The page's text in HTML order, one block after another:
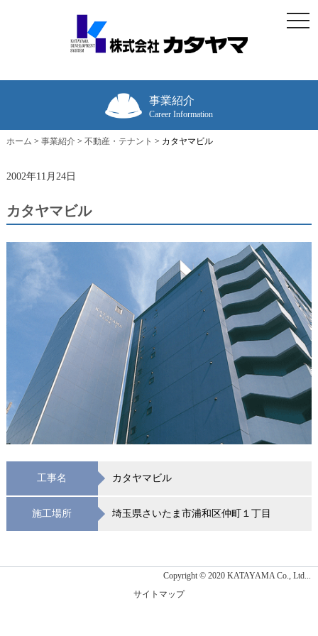
事業紹介
Career Information
ホーム > 事業紹介> 不動産・テナント > カタヤマビル
2002年11月24日
カタヤマビル
工事名 カタヤマビル
施工場所 埼玉県さいたま市浦和区仲町１丁目
Copyright © 2020 KATAYAMA Co., Ltd...
サイトマップ